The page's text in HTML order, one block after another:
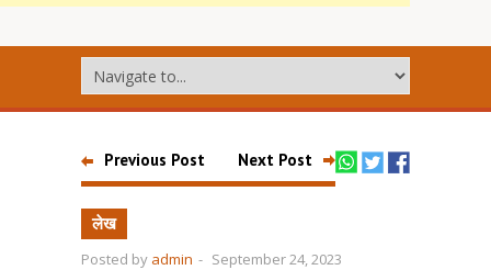
Previous Post Next Post
लेख
Posted by admin - September 24, 2023